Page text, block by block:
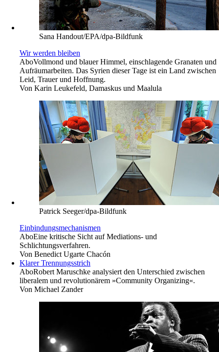
Sana Handout/EPA/dpa-Bildfunk
Wir werden bleiben
AboVollmond und blauer Himmel, einschlagende Granaten und
Aufräumarbeiten. Das Syrien dieser Tage ist ein Land zwischen
Leid, Trauer und Hoffnung.
Von Karin Leukefeld, Damaskus und Maalula
Patrick Seeger/dpa-Bildfunk
Einbindungsmechanismen
AboEine kritische Sicht auf Mediations- und
Schlichtungsverfahren.
Von Benedict Ugarte Chacón
Klarer Trennungsstrich
AboRobert Maruschke analysiert den Unterschied zwischen
liberalem und ­revolutionärem »Community Organizing«.
Von Michael Zander